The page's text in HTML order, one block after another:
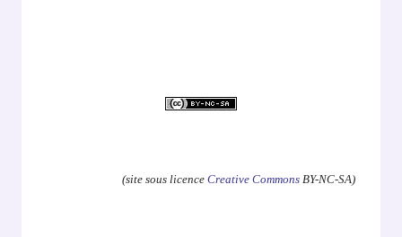
(site sous licence Creative CommonsBY-NC-SA)